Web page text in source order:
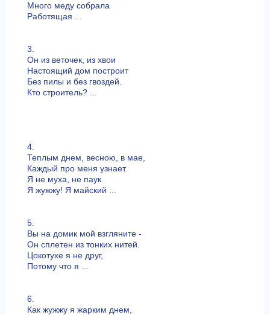
Много меду собрала
Работящая ...
3.
Он из веточек, из хвои
Настоящий дом построит
Без пилы и без гвоздей.
Кто строитель? ...
4.
Теплым днем, весною, в мае,
Каждый про меня узнает.
Я не муха, не паук.
Я жужжу! Я майский ...
5.
Вы на домик мой взгляните -
Он сплетен из тонких нитей.
Цокотухе я не друг,
Потому что я ...
6.
Как жужжу я жарким днем,